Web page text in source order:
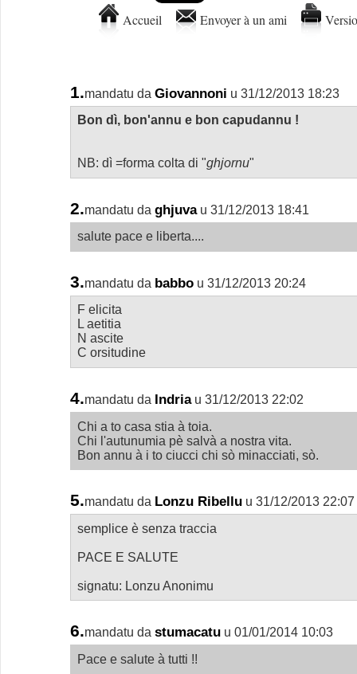
Accueil Envoyer à un ami
1.mandatu da Giovannoni u 31/12/2013 18:23
Bon dì, bon'annu e bon capudannu !
NB: dì =forma colta di "ghjornu"
2.mandatu da ghjuva u 31/12/2013 18:41
salute pace e liberta....
3.mandatu da babbo u 31/12/2013 20:24
F elicita
L aetitia
N ascite
C orsitudine
4.mandatu da Indria u 31/12/2013 22:02
Chi a to casa stia à toia.
Chi l'autunumia pè salvà a nostra vita.
Bon annu à i to ciucci chi sò minacciati, sò.
5.mandatu da Lonzu Ribellu u 31/12/2013 22:07
semplice è senza traccia
PACE E SALUTE
signatu: Lonzu Anonimu
6.mandatu da stumacatu u 01/01/2014 10:03
Pace e salute à tutti !!